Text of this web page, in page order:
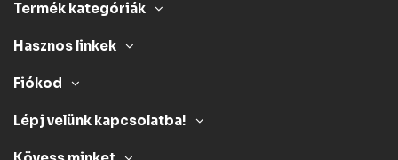
Termék kategóriák
Hasznos linkek
Fiókod
Lépj velünk kapcsolatba!